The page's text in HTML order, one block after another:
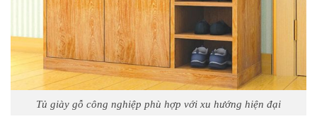
Tủ giày gỗ công nghiệp phù hợp với xu hướng hiện đại